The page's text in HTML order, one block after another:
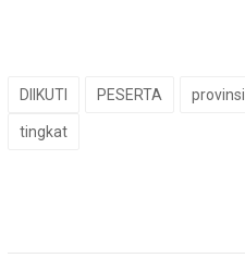
DIIKUTI PESERTA provinsi
tingkat